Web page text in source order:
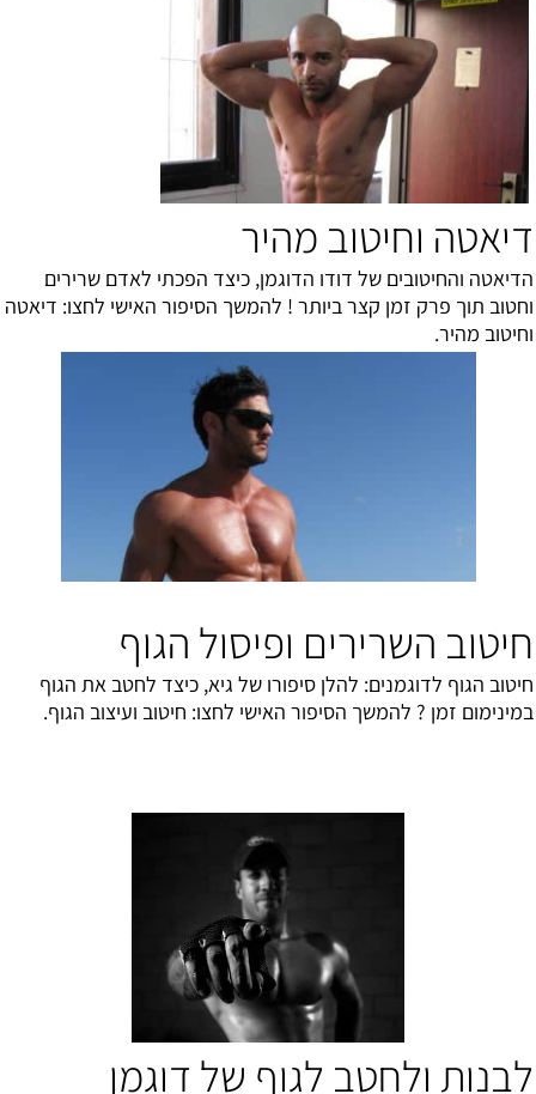
דיאטה וחיטוב מהיר
הדיאטה והחיטובים של דודו הדוגמן, כיצד הפכתי לאדם שרירים
וחטוב תוך פרק זמן קצר ביותר ! להמשך הסיפור האישי לחצו: דיאטה
וחיטוב מהיר.
חיטוב השרירים ופיסול הגוף
חיטוב הגוף לדוגמנים: להלן סיפורו של גיא, כיצד לחטב את הגוף
במינימום זמן ? להמשך הסיפור האישי לחצו: חיטוב ועיצוב הגוף.
לבנות ולחטב לגוף של דוגמן